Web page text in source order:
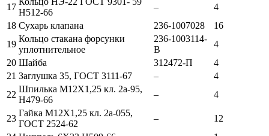
17
Н512-66
–
4
18 Сухарь клапана 236-1007028
16
19
Кольцо стакана форсунки
уплотнительное
236-1003114-
В
4
20 Шайба 312472-П
4
21 Заглушка 35, ГОСТ 3111-67 –
4
22
Шпилька М12Х1,25 кл. 2а-95,
Н479-66
– 4
23
Гайка М12Х1,25 кл. 2а-055,
ГОСТ 2524-62
–
12